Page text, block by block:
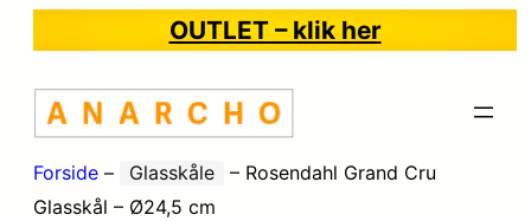
OUTLET – klik her
Forside – Glasskåle – Rosendahl Grand Cru
Glasskål – Ø24,5 cm